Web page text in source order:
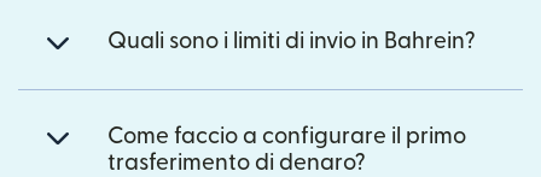
Quali sono i limiti di invio in Bahrein?
Come faccio a configurare il primo
trasferimento di denaro?